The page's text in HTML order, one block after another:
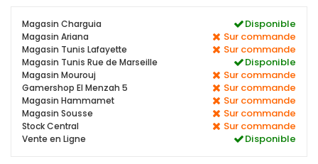
Magasin Charguia Disponible
Magasin Ariana Sur commande
Magasin Tunis Lafayette Sur commande
Magasin Tunis Rue de Marseille Disponible
Magasin Mourouj Sur commande
Gamershop El Menzah 5 Sur commande
Magasin Hammamet Sur commande
Magasin Sousse Sur commande
Stock Central Sur commande
Vente en Ligne Disponible